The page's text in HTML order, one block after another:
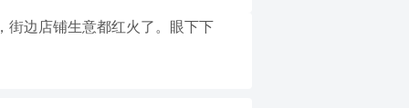
街边店铺生意都红火了。眼下下